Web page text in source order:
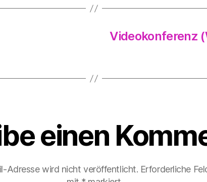
Videokonferenz
einen
Adresse wird nicht veröffentlicht. Erforderliche